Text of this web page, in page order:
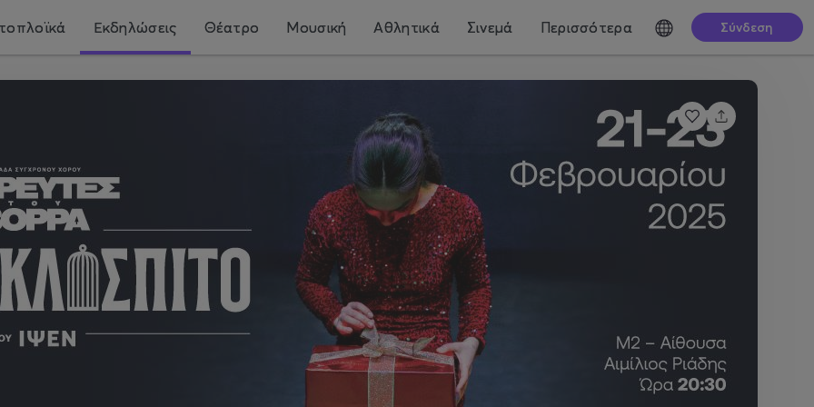
Εκδηλώσεις Θέατρο Μουσική Αθλητικά Σινεμά Περισσότερα Σύνδεση